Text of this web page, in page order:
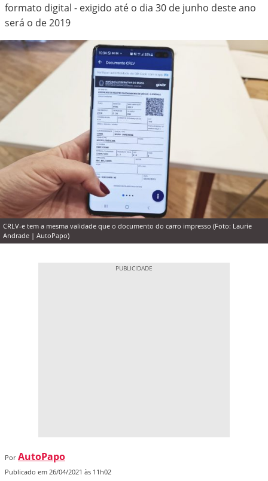
formato digital - exigido até o dia 30 de junho deste ano
será o de 2019
CRLV-e tem a mesma validade que o documento do carro impresso (Foto: Laurie
Andrade | AutoPapo)
Por AutoPapo
Publicado em 26/04/2021 às 11h02